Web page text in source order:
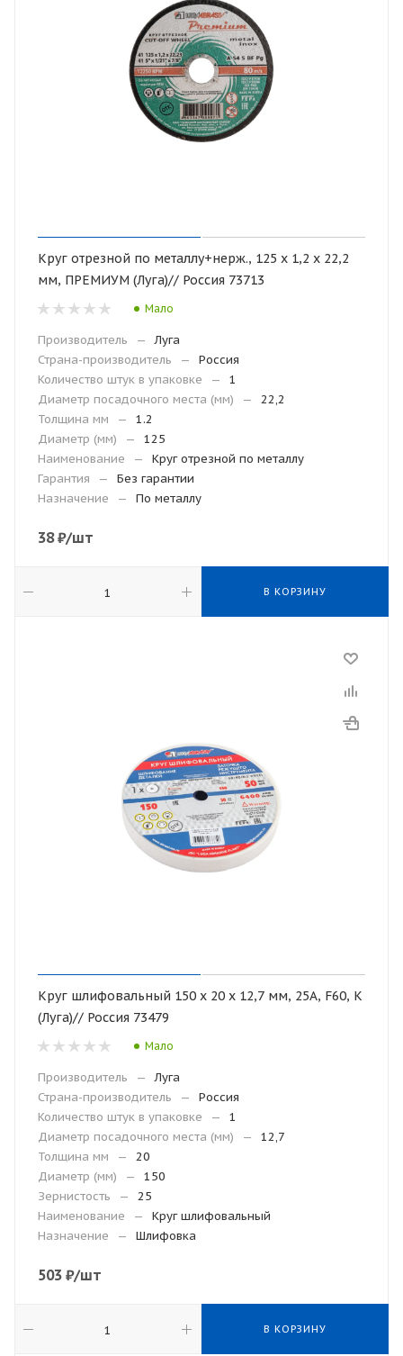
Круг отрезной по металлу+нерж., 125 х 1,2 х 22,2
мм, ПРЕМИУМ (Луга)// Россия 73713
Мало
Производитель —
Луга
Страна-производитель
—
Россия
Количество штук в упаковке
—
1
Диаметр посадочного места (мм)
—
22,2
Толщина мм
—
1.2
Диаметр (мм)
—
125
Наименование
—
Круг отрезной по металлу
Гарантия
—
Без гарантии
Назначение
— По металлу
38₽/шт
В КОРЗИНУ
Круг шлифовальный 150 х 20 х 12,7 мм, 25А, F60, K
(Луга)// Россия 73479
Мало
Производитель —
Луга
Страна-производитель
—
Россия
Количество штук в упаковке
—
1
Диаметр посадочного места (мм)
—
12,7
Толщина мм
—
20
Диаметр (мм)
—
150
Зернистость
—
25
Наименование
—
Круг шлифовальный
Назначение
— Шлифовка
503 ₽/шт
В КОРЗИНУ